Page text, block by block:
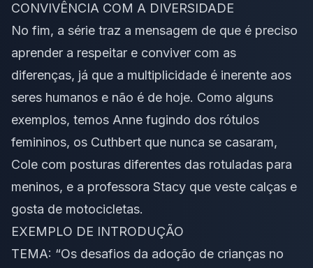
CONVIVÊNCIA COM A DIVERSIDADE
No fim, a série traz a mensagem de que é preciso
aprender a respeitar e conviver com as
diferenças, já que a multiplicidade é inerente aos
seres humanos e não é de hoje. Como alguns
exemplos, temos Anne fugindo dos rótulos
femininos, os Cuthbert que nunca se casaram,
Cole com posturas diferentes das rotuladas para
meninos, e a professora Stacy que veste calças e
gosta de motocicletas.
EXEMPLO DE INTRODUÇÃO
TEMA: “Os desafios da adoção de crianças no